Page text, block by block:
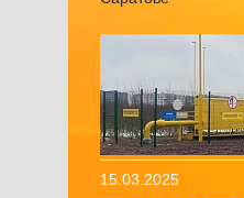
15.03.2025